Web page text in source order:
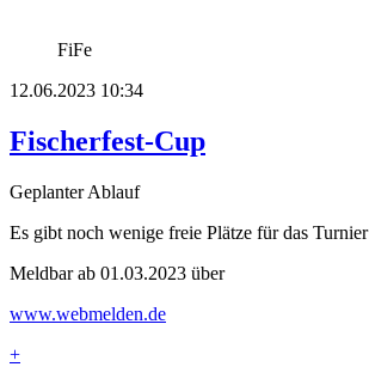
FiFe
12.06.2023 10:34
Fischerfest-Cup
Geplanter Ablauf
Es gibt noch wenige freie Plätze für das Turnier
Meldbar ab 01.03.2023 über
www.webmelden.de
+